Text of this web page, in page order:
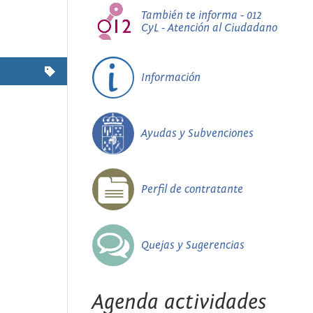
También te informa - 012
CyL - Atención al Ciudadano
Información
Ayudas y Subvenciones
Perfil de contratante
Quejas y Sugerencias
Agenda actividades